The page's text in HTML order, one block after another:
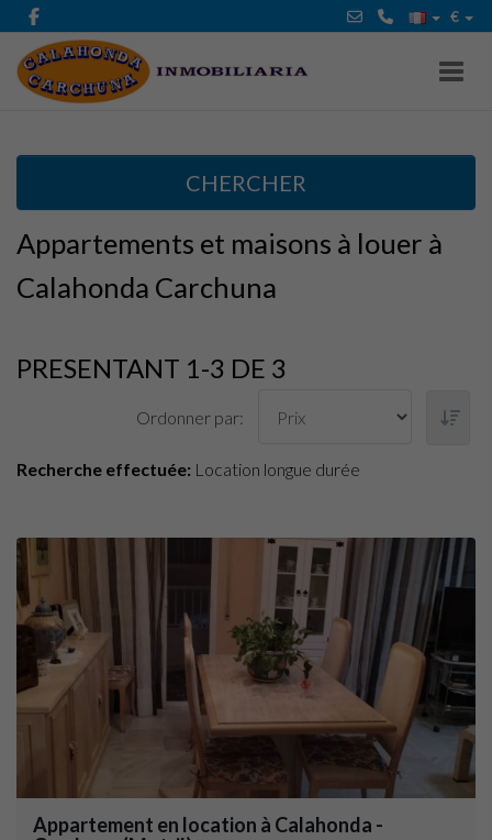
€
CHERCHER
Appartements et maisons à louer à
Calahonda Carchuna
PRESENTANT 1-3 DE 3
Ordonner par:
Recherche effectuée: Location longue durée
Appartement en location à Calahonda -